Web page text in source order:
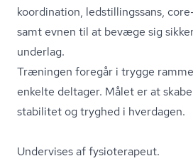
koordination, ledstil­lings­sans,
samt evnen til at bevæge sig
underlag.
Træningen foregår i trygge
enkelte deltager. Målet er at
stabilitet og tryghed i hverdagen.
Undervises af fysioterapeut.